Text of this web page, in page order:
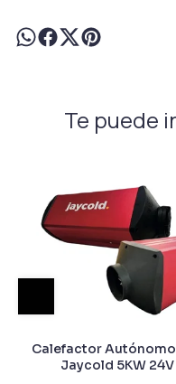
Te puede
Calefactor
Jaycold 5KW